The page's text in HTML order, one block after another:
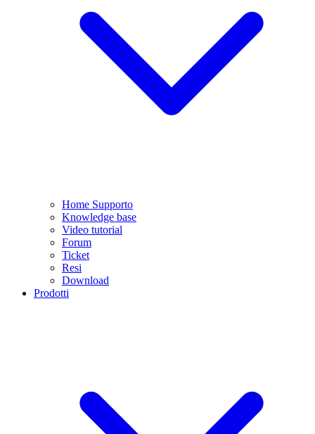
Home Supporto
Knowledge base
Video tutorial
Forum
Ticket
Resi
Download
Prodotti